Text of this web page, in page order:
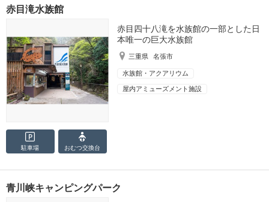
赤目滝水族館
赤目四十八滝を水族館の一部とした日
本唯一の巨大水族館
三重県 名張市
水族館・アクアリウム
屋内アミューズメント施設
駐車場 おむつ交換台
青川峡キャンピングパーク